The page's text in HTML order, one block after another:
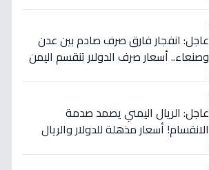
عاجل: انفجار فارق صرف صادم بين عدن
وصنعاء.. أسعار صرف الدولار تنقسم اليمن
عاجل: الريال اليمني يصمد صدمة
الانقسام! أسعار مذهلة للدولار والريال